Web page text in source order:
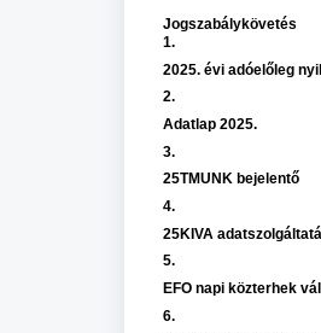
Jogszabálykövetés
1.
2025. évi adóelőleg
2.
Adatlap 2025.
3.
25TMUNK bejelentő
4.
25KIVA
5.
EFO napi közterhek
6.